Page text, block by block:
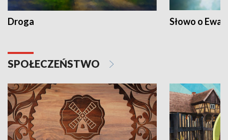
Droga Słowo o
SPOŁECZEŃSTWO